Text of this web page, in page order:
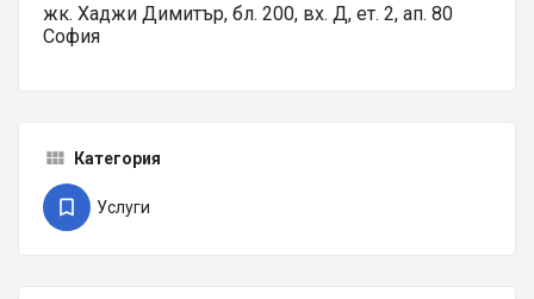
жк. Хаджи Димитър, бл. 200, вх. Д, ет. 2, ап. 80
София
Категория
Услуги